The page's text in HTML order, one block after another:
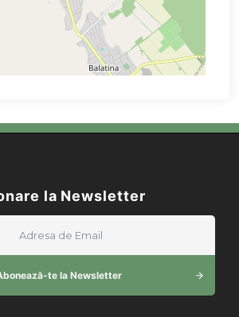
la Newsletter
te la Newsletter